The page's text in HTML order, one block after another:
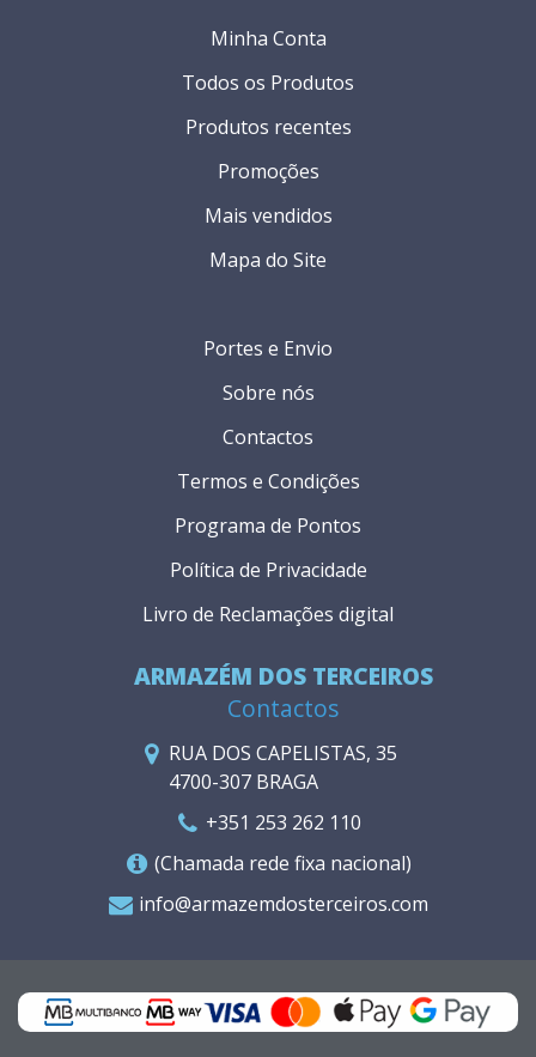
ARMAZÉM DOS TERCEIROS
Contactos
RUA DOS CAPELISTAS, 35
4700-307 BRAGA
+351 253 262 110
(Chamada rede fixa nacional)
info@armazemdosterceiros.com
Portes e Envio
Sobre nós
Contactos
Termos e Condições
Programa de Pontos
Política de Privacidade
Livro de Reclamações digital
Minha Conta
Todos os Produtos
Produtos recentes
Promoções
Mais vendidos
Mapa do Site